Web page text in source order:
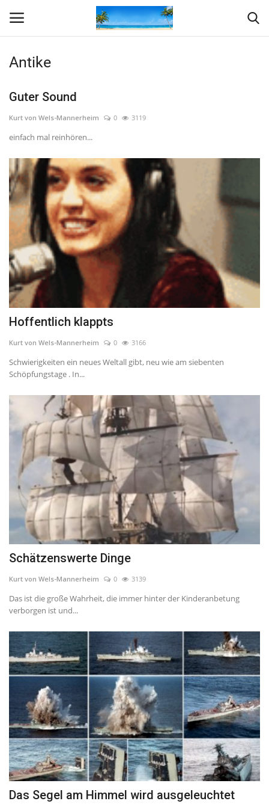
Kontakt
Philosophie
Einfach gehalten
Galerie
Antike
Guter Sound
Kurt von Wels-Mannerheim 0 3119
einfach mal reinhören...
Hoffentlich klappts
Kurt von Wels-Mannerheim 0 3166
Schwierigkeiten ein neues Weltall gibt, neu wie am siebenten
Schöpfungstage . In...
Schätzenswerte Dinge
Kurt von Wels-Mannerheim 0 3139
Das ist die große Wahrheit, die immer hinter der Kinderanbetung
verborgen ist und...
Das Segel am Himmel wird ausgeleuchtet